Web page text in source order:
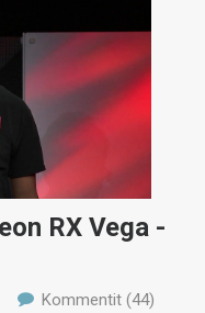
RX Vega -
Kommentit (44)